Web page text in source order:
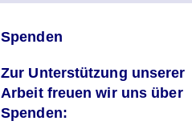
Spenden
Zur Unterstützung unserer
Arbeit freuen wir uns über
Spenden: